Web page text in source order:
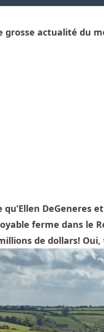
actualité du
DeGeneres
ferme dans le
de dollars!